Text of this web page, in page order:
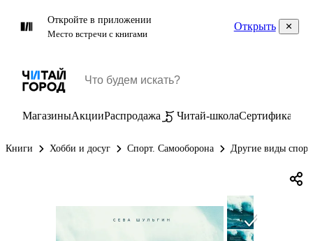
Откройте в приложении
Место встречи с книгами
Открыть
МагазиныАкцииРаспродажа Читай-школаСертификаты
Книги Хобби и досуг Спорт. Самооборона Другие виды